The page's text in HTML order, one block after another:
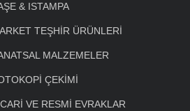
& ISTAMPA
TEŞHİR ÜRÜNLERİ
MALZEMELER
ÇEKİMİ
VE RESMİ EVRAKLAR